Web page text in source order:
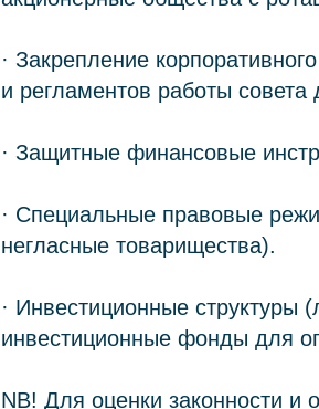
· Закрепление
и регламентов работы совета
· Защитные финансовые
· Специальные правовые
негласные товарищества).
· Инвестиционные
инвестиционные фонды для
NB! Для оценки законности и